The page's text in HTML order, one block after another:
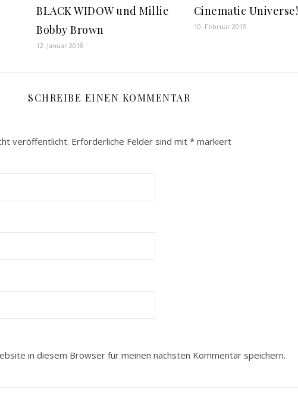
BLACK WIDOW und Millie
Bobby Brown
12. Januar 2018
Cinematic Universe!
10. Februar 2015
SCHREIBE EINEN KOMMENTAR
veröffentlicht. Erforderliche Felder sind mit * markiert
in diesem Browser für meinen nächsten Kommentar speichern.